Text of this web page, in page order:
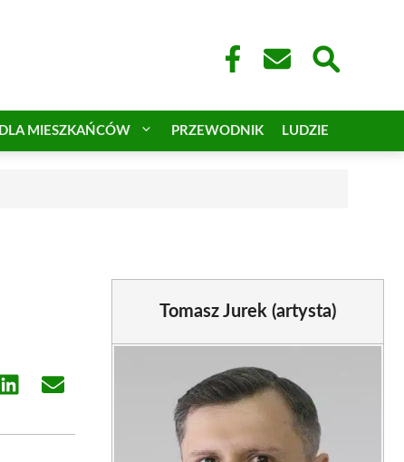
DLA MIESZKAŃCÓW PRZEWODNIK LUDZIE
Share Share
Tomasz Jurek (artysta)